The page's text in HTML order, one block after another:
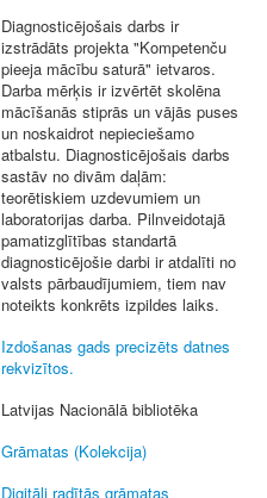
Diagnosticējošais darbs ir
izstrādāts projekta "Kompetenču
pieeja mācību saturā" ietvaros.
Darba mērķis ir izvērtēt skolēna
mācīšanās stiprās un vājās puses
un noskaidrot nepieciešamo
atbalstu. Diagnosticējošais darbs
sastāv no divām daļām:
teorētiskiem uzdevumiem un
laboratorijas darba. Pilnveidotajā
pamatizglītības standartā
diagnosticējošie darbi ir atdalīti no
valsts pārbaudījumiem, tiem nav
noteikts konkrēts izpildes laiks.
Izdošanas gads precizēts datnes
rekvizītos.
Latvijas Nacionālā bibliotēka
Grāmatas (Kolekcija)
Digitāli radītās grāmatas